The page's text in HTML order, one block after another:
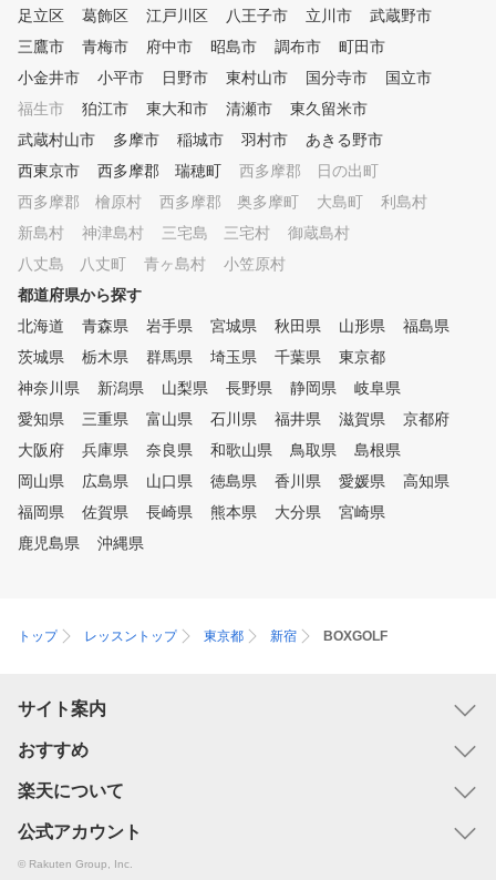
ている魔法のクランクや魔法の
具はそのようなテーマを感覚的
に覚えるまさに体で覚えること
となります。 姉妹店のSWING2
4/7新宿店さんでもレッスン実
施しております！
足立区
葛飾区 江戸川区 八王子市 立川市
武蔵野市
三鷹市
青梅市 府中市 昭島市 調布市
町田市
小金井市
小平市 日野市 東村山市 国分寺市
国立市
福生市
狛江市 東大和市 清瀬市
東久留米市
武蔵村山市
多摩市 稲城市 羽村市
あきる野市
西東京市
西多摩郡 瑞穂町
西多摩郡 日の出町
西多摩郡 檜原村
西多摩郡 奥多摩町 大島町
利島村
新島村
神津島村 三宅島 三宅村
御蔵島村
八丈島 八丈町
青ヶ島村
小笠原村
都道府県から探す
北海道
青森県 岩手県 宮城県 秋田県 山形県
福島県
茨城県
栃木県 群馬県 埼玉県 千葉県
東京都
神奈川県
新潟県 山梨県 長野県 静岡県
岐阜県
愛知県
三重県 富山県 石川県 福井県 滋賀県
京都府
大阪府
兵庫県 奈良県 和歌山県 鳥取県
島根県
岡山県
広島県 山口県 徳島県 香川県 愛媛県
高知県
福岡県
佐賀県 長崎県 熊本県 大分県
宮崎県
鹿児島県
沖縄県
トップ レッスントップ 東京都 新宿 BOXGOLF
サイト案内
おすすめ
楽天について
公式アカウント
© Rakuten Group, Inc.